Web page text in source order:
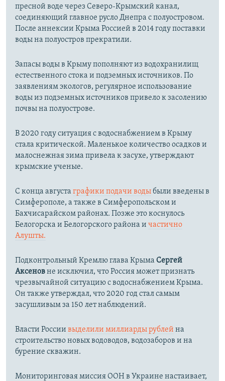
пресной воде через Северо-Крымский канал,
соединяющий главное русло Днепра с полуостровом.
После аннексии Крыма Россией в 2014 году поставки
воды на полуостров прекратили.
Запасы воды в Крыму пополняют из водохранилищ
естественного стока и подземных источников. По
заявлениям экологов, регулярное использование
воды из подземных источников привело к засолению
почвы на полуострове.
В 2020 году ситуация с водоснабжением в Крыму
стала критической. Маленькое количество осадков и
малоснежная зима привела к засухе, утверждают
крымские ученые.
С конца августа графики подачи водыбыли введены в
Симферополе, а также в Симферопольском и
Бахчисарайском районах. Позже это коснулось
Белогорска и Белогорского района и частично
Алушты.
Подконтрольный Кремлю глава Крыма Сергей
Аксеновне исключил, что Россия может признать
чрезвычайной ситуацию с водоснабжением Крыма.
Он также утверждал, что 2020 год стал самым
засушливым за 150 лет наблюдений.​
Власти России выделили миллиарды рублей на
строительство новых водоводов, водозаборов и на
бурение скважин.
Мониторинговая миссия ООН в Украине настаивает,